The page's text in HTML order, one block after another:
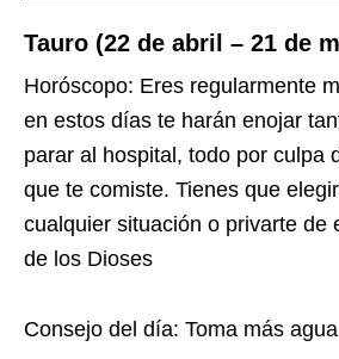
Tauro (22 de abril – 21 de
Horóscopo: Eres regularmente
en estos días te harán enojar
parar al hospital, todo por culpa
que te comiste. Tienes que
cualquier situación o privarte de
de los Dioses
Consejo del día: Toma más